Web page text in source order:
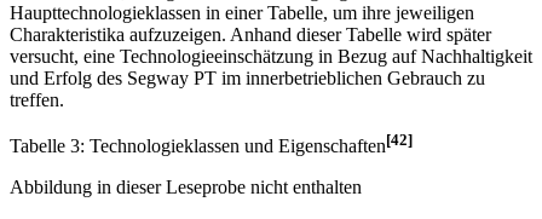
Da nun verschiedene Ansätze zur Klassifizierung von Technologien
erklärt wurden, erfolgt nun eine Vereinigung der vier
Haupttechnologieklassen in einer Tabelle, um ihre jeweiligen
Charakteristika aufzuzeigen. Anhand dieser Tabelle wird später
versucht, eine Technologieeinschätzung in Bezug auf Nachhaltigkeit
treffen.
Tabelle 3: Technologieklassen und Eigenschaften